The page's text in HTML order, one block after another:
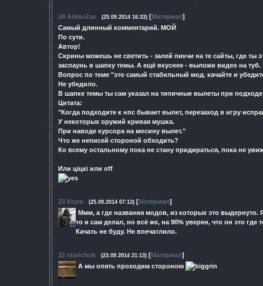
24 ArkanZas (25.09.2014 16:33) [Материал]
Самый длинный комментарий. МОЙ
По сути.
Автор!
Скрины можешь не светить - залей пикчи на те сайты, где ты
заспаунь в шапку темы. А ещё вкуснее - выложи видео на туб.
Вопрос по теме "это самый стабильный мод. качайте и
Не убедило.
В шапке темы ты сам указал на типичные вылеты при
Цитата:
"Когда подходите к нпс бывает вылет, перезаход в игру
У некоторых оружий кривая мушка.
При наводе курсора на мосину вылет."
Что же неписей стороной обходить?
Ко всему остальному пока не стану придираться, пока не
Или цiцкi или off
23 Корн (25.09.2014 07:13) [Материал]
Ммм, а где названия модов, из которых это выдернуто.
то и сам делал, но всё же, на 90% уверен, что он это где
Качать не буду. Не впечатлило.
22 starichok (23.09.2014 21:13) [Материал]
А мы опять проходим стороною